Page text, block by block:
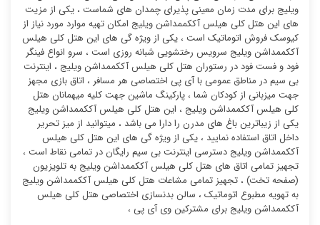
ویلیج برای مدت زمان معینی پذیرای چمدان های شماست ، یکی از مزیت
های این هتل کلی هیلس آککممداشن ویلیج امکان تهیه موارد مورد نیاز از
کیوسک فروش اتوماتیک است ، یکی از ویژه گی های این هتل کلی هیلس
آککممداشن ویلیج سرویس رختشویی شبانه روزی است ، سرو انواع فینگر
فود و فست فود در رستوران هتل کلی هیلس آککممداشن ویلیج ، اینترنت
بی سیم در مناطق عمومی با آی پی اختصاصی هر مسافر ، اتاق بازی مجهز
جهت میزبانی از کودکان شما ، پارکینگ ماشین جهت کلیه میهمانان هتل
کلی هیلس آککممداشن ویلیج ، این هتل کلی هیلس آککممداشن ویلیج
یکی از زیباترین باغ های مدرن را دارا می باشد ، میتوانید از میز تحریر
داخل اتاق استفاده نمایید ، یکی از ویژه گی های این هتل کلی هیلس
آککممداشن ویلیج دسترسی اینترنت بی سیم رایگان در تمامی نقاط است ،
تجهیز تمامی اتاق های هتل کلی هیلس آککممداشن ویلیج به تلویزیون
(صفحه تخت) ، تجهیز تمامی مشاعات هتل کلی هیلس آککممداشن ویلیج
به تهویه مطبوع اتوماتیک ، سالن بدنسازی اختصاصی هتل کلی هیلس
آککممداشن ویلیج برای مشترکین وی آی پی ،